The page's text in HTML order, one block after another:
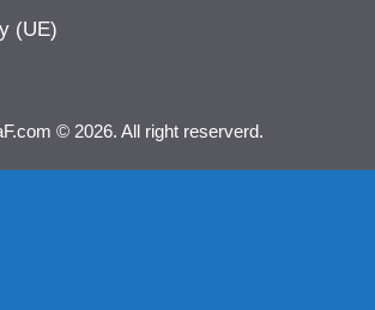
(UE)
© 2026. All right reserverd.